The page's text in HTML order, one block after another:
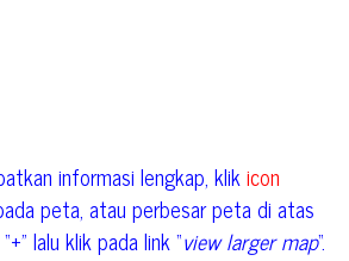
informasi lengkap, klikicon
peta, atau perbesar peta di atas
lalu klik pada link “view larger map“.